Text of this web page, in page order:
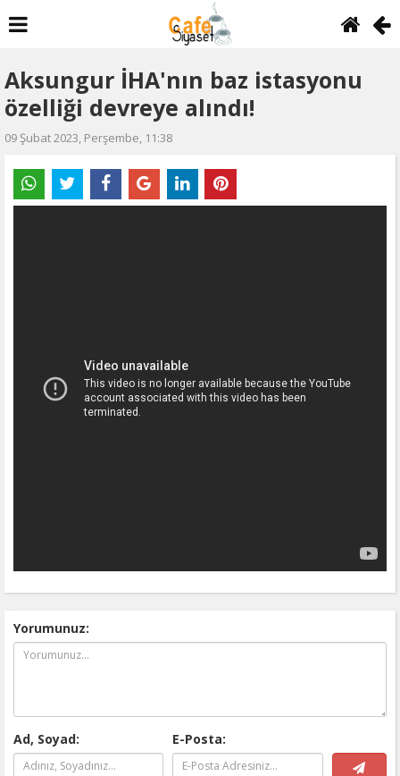
Aksungur İHA'nın baz istasyonu
özelliği devreye alındı!
09 Şubat 2023, Perşembe, 11:38
Yorumunuz:
Ad, Soyad: E-Posta: